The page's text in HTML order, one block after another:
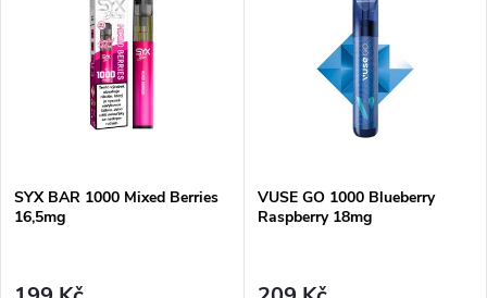
p
r
Nejprodávanější
Abecedně
s
p
SYX BAR 1000 Mixed Berries
16,5mg
VUSE GO 1000 Blueberry
Raspberry 18mg